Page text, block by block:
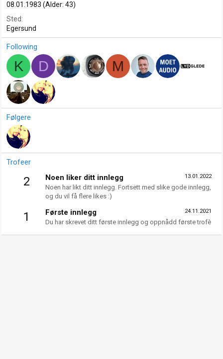
08.01.1983 (Alder: 43)
Sted
Egersund
Following
K D M
Følgere
Trofeer
2 13.01.2022
Noen liker ditt innlegg
Noen har likt ditt innlegg. Fortsett med slike gode innlegg,
og du vil få flere likes :)
1 24.11.2021
Første innlegg
Du har skrevet ditt første innlegg og oppnådd første trofè